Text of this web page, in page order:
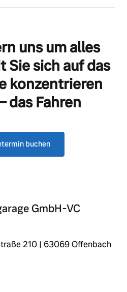
uns um alles
Sie sich auf das
konzentrieren
das Fahren
buchen
GmbH-VC
210 | 63069 Offenbach